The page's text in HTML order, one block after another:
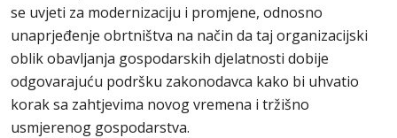
se uvjeti za modernizaciju i promjene, odnosno
unaprjeđenje obrtništva na način da taj organizacijski
oblik obavljanja gospodarskih djelatnosti dobije
odgovarajuću podršku zakonodavca kako bi uhvatio
korak sa zahtjevima novog vremena i tržišno
usmjerenog gospodarstva.